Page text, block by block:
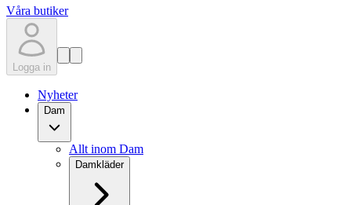
Våra butiker
Logga in
Nyheter
Dam
Allt inom Dam
Damkläder